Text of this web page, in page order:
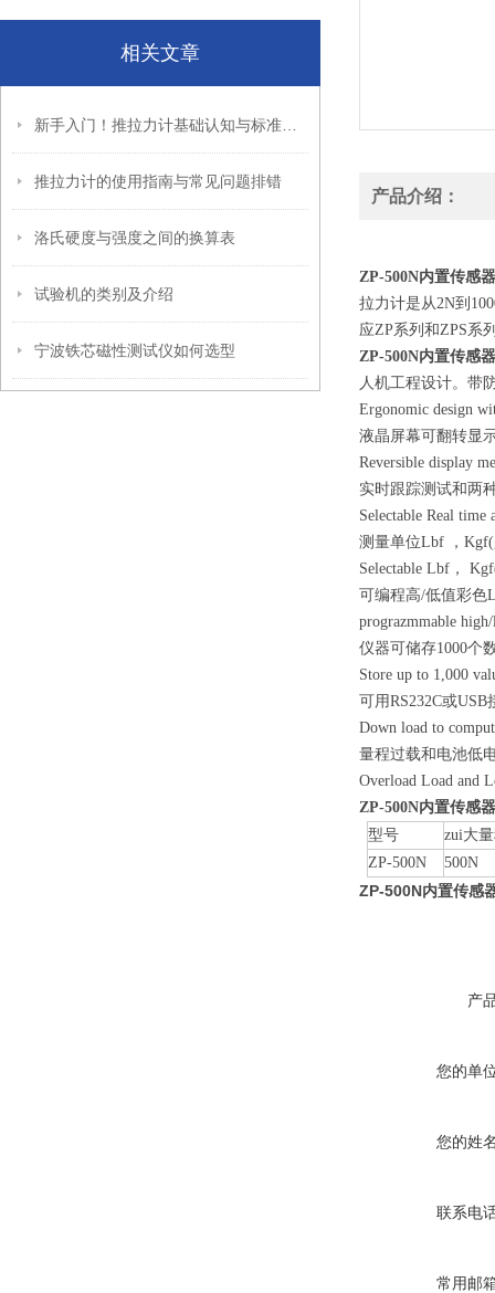
相关文章
推拉力计的使用指南与常见问题排错
洛氏硬度与强度之间的换算表
试验机的类别及介绍
宁波铁芯磁性测试仪如何选型
产品介绍：
ZP-500N内置传感
拉力计是从2N到
应ZP系列和ZPS系
ZP-500N内置传感
人机工程设计。带
Ergonomic design
液晶屏幕可翻转显
Reversible display
实时跟踪测试和两
Selectable Real time
测量单位Lbf ，
Selectable Lbf ，
可编程高/低值彩色
prograzmmable
仪器可储存1000个
Store up to 1,000
可用RS232C或
Down load to
量程过载和电池低
Overload Load and
ZP-500N内置传感
型号
zui大
ZP-500N
500N
ZP-500N内置传感
产
您的单
您的姓
联系电
常用邮